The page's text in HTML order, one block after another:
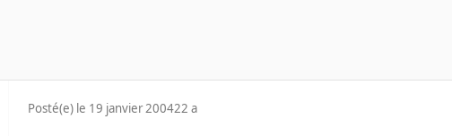
Posté(e) le 19 janvier 200422 a